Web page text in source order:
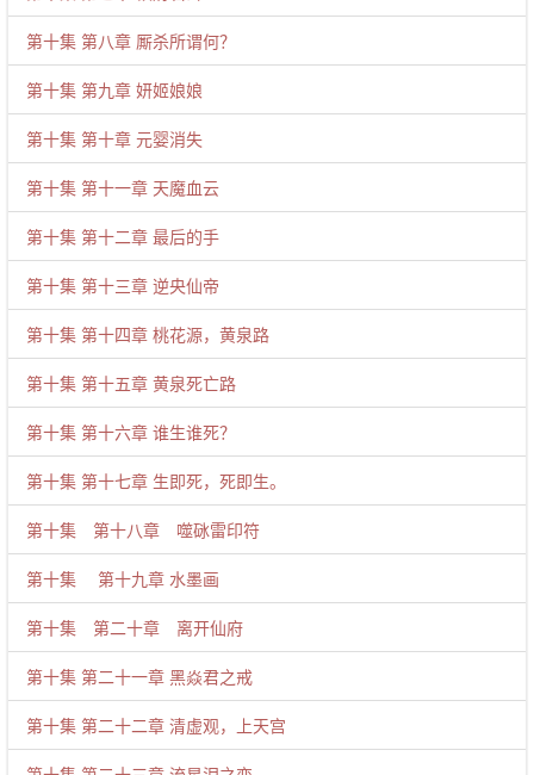
第十集 第八章 厮杀所谓何？
第十集 第九章 妍姬娘娘
第十集 第十章 元婴消失
第十集 第十一章 天魔血云
第十集 第十二章 最后的手
第十集 第十三章 逆央仙帝
第十集 第十四章 桃花源，黄泉路
第十集 第十五章 黄泉死亡路
第十集 第十六章 谁生谁死？
第十集 第十七章 生即死，死即生。
第十集 第十八章 噬砯雷印符
第十集 第十九章 水墨画
第十集 第二十章 离开仙府
第十集 第二十一章 黑焱君之戒
第十集 第二十二章 清虚观，上天宫